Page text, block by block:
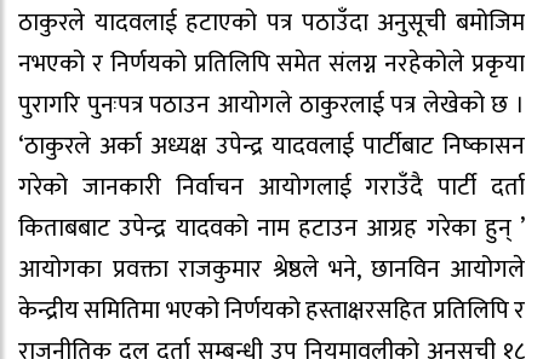
ठाकुरले यादवलाई हटाएको पत्र पठाउँदा अनुसूची बमोजिम
नभएको र निर्णयको प्रतिलिपि समेत संलग्न नरहेकोले प्रकृया
पुरागरि पुनःपत्र पठाउन आयोगले ठाकुरलाई पत्र लेखेको छ ।
‘ठाकुरले अर्का अध्यक्ष उपेन्द्र यादवलाई पार्टीबाट निष्कासन
गरेको जानकारी निर्वाचन आयोगलाई गराउँदै पार्टी दर्ता
किताबबाट उपेन्द्र यादवको नाम हटाउन आग्रह गरेका हुन् ’
आयोगका प्रवक्ता राजकुमार श्रेष्ठले भने, छानविन आयोगले
केन्द्रीय समितिमा भएको निर्णयको हस्ताक्षरसहित प्रतिलिपि र